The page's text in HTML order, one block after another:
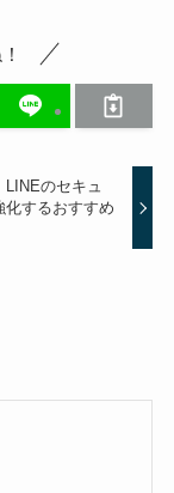
LINEのセキュ
化するおすすめ